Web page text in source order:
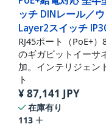
ッチ DINレール／
Layer2スイッチ
RJ45ポート（PoE+
のギガビットイーサ
加。インテリジェン
ト
¥87,141 JPY
在庫有り
113